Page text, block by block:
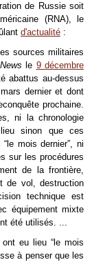
de Russie soit
(RNA), le
d'actualité :
sources militaires
le 9 décembre
abattus au-dessus
dernier et dont
prochaine.
ni la chronologie
sinon que ces
mois dernier”, ni
sur les procédures
de la frontière,
de vol, destruction
technique est
équipement mixte
été utilisés. ...
eu lieu “le mois
à penser que les